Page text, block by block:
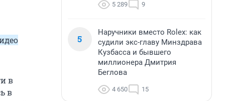
в
в
5 289 9
5
Наручники вместо Rolex: как
судили экс-главу Минздрава
Кузбасса и бывшего
миллионера Дмитрия
Беглова
4 650 15